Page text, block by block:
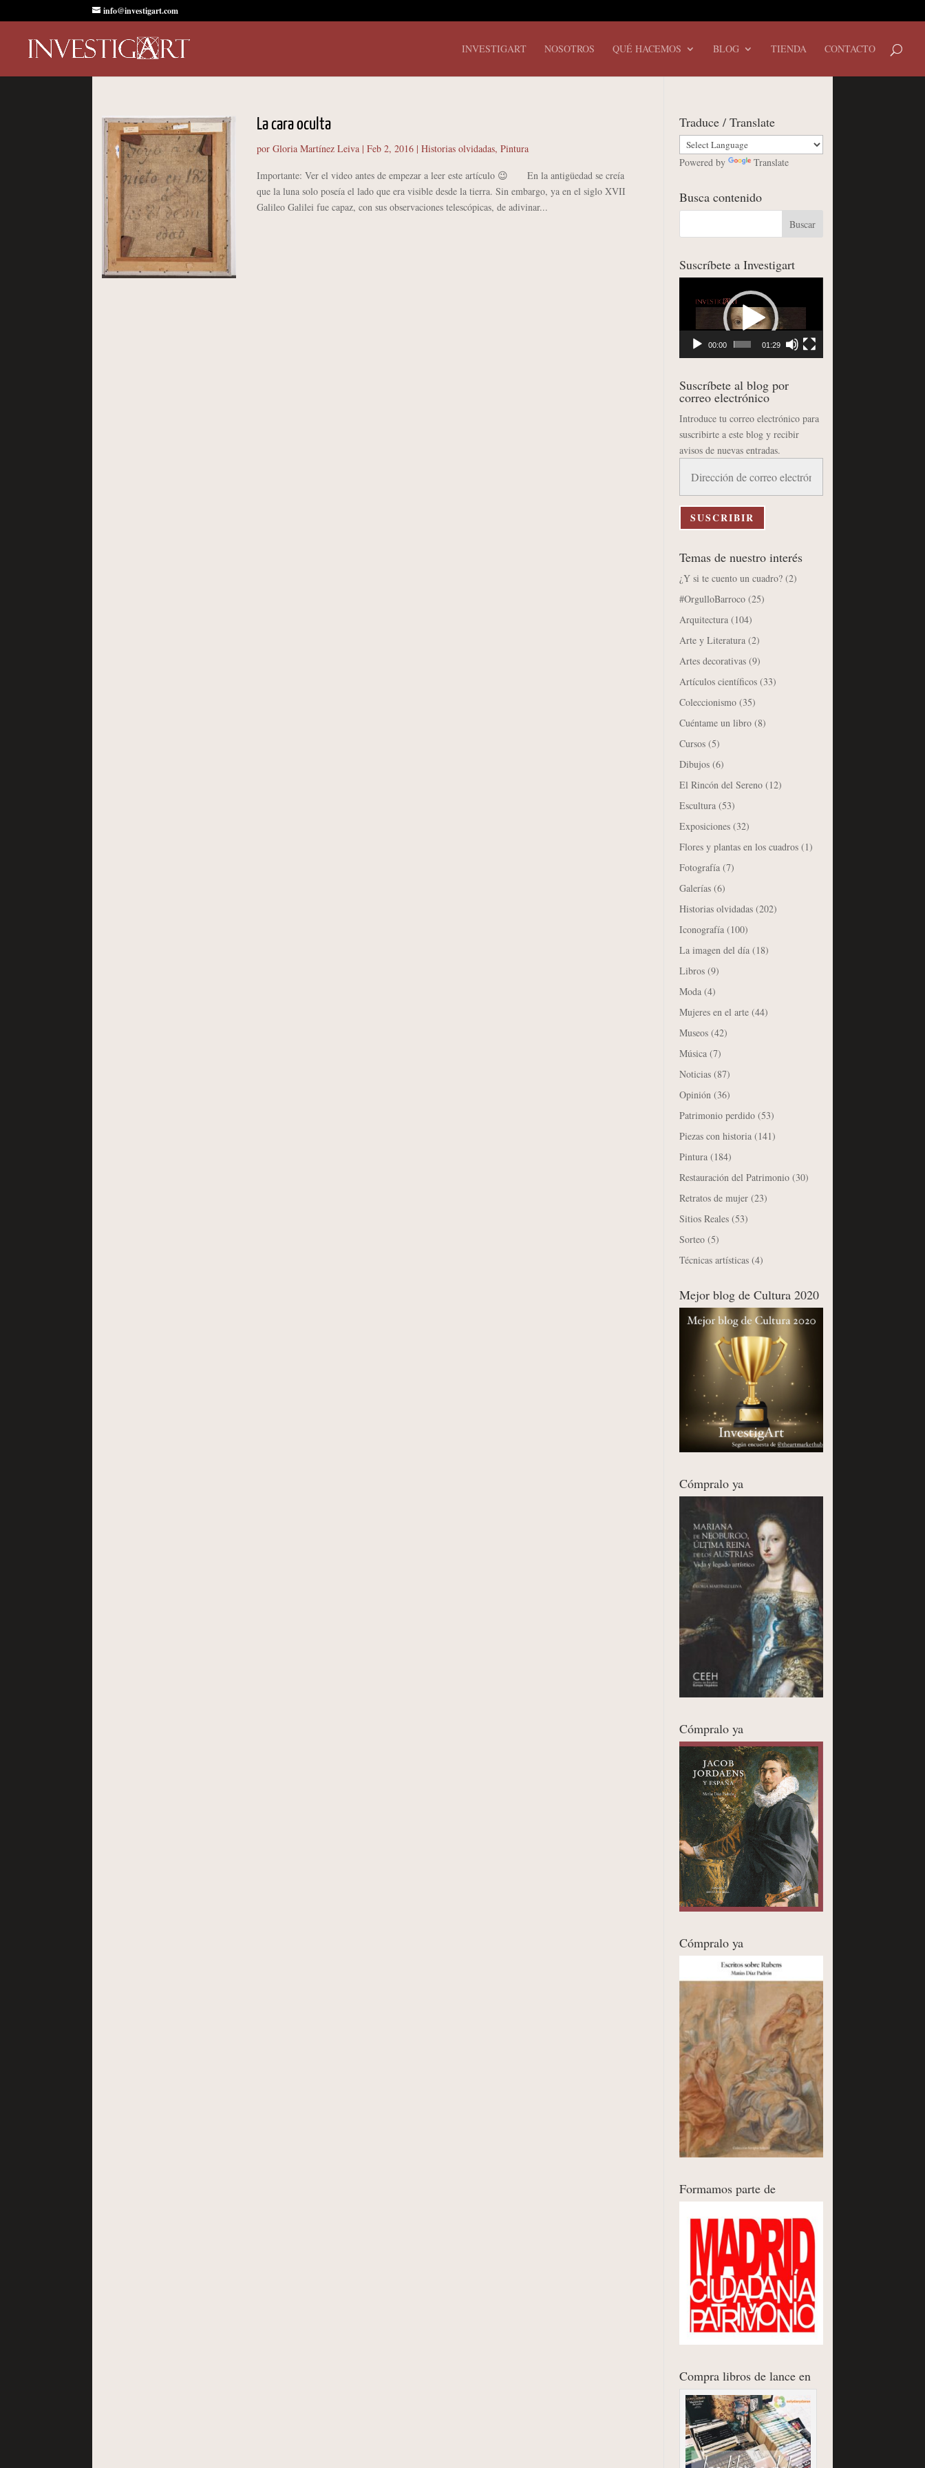
info@investigart.com
INVESTIGART NOSOTROS QUÉ HACEMOS BLOG TIENDA CONTACTO
La cara oculta
por Gloria Martínez Leiva| Feb 2, 2016| Historias olvidadas, Pintura
Importante: Ver el video antes de empezar a leer este artículo 😉 En la antigüedad se creía
que la luna solo poseía el lado que era visible desde la tierra. Sin embargo, ya en el siglo XVII
Galileo Galilei fue capaz, con sus observaciones telescópicas, de adivinar...
Traduce / Translate
Powered by Translate
Busca contenido
Suscríbete a Investigart
00:00 01:29
Suscríbete al blog por
correo electrónico
Introduce tu correo electrónico para
suscribirte a este blog y recibir
avisos de nuevas entradas.
correo
electrónico
SUSCRIBIR
Temas de nuestro interés
¿Y si te cuento un cuadro? (2)
#OrgulloBarroco (25)
Arquitectura (104)
Arte y Literatura (2)
Artes decorativas (9)
Artículos científicos (33)
Coleccionismo (35)
Cuéntame un libro (8)
Cursos (5)
Dibujos (6)
El Rincón del Sereno (12)
Escultura (53)
Exposiciones (32)
Flores y plantas en los cuadros (1)
Fotografía (7)
Galerías (6)
Historias olvidadas (202)
Iconografía (100)
La imagen del día (18)
Libros (9)
Moda (4)
Mujeres en el arte (44)
Museos (42)
Música (7)
Noticias (87)
Opinión (36)
Patrimonio perdido (53)
Piezas con historia (141)
Pintura (184)
Restauración del Patrimonio (30)
Retratos de mujer (23)
Sitios Reales (53)
Sorteo (5)
Técnicas artísticas (4)
Mejor blog de Cultura 2020
Cómpralo ya
Cómpralo ya
Cómpralo ya
Formamos parte de
Compra libros de lance en